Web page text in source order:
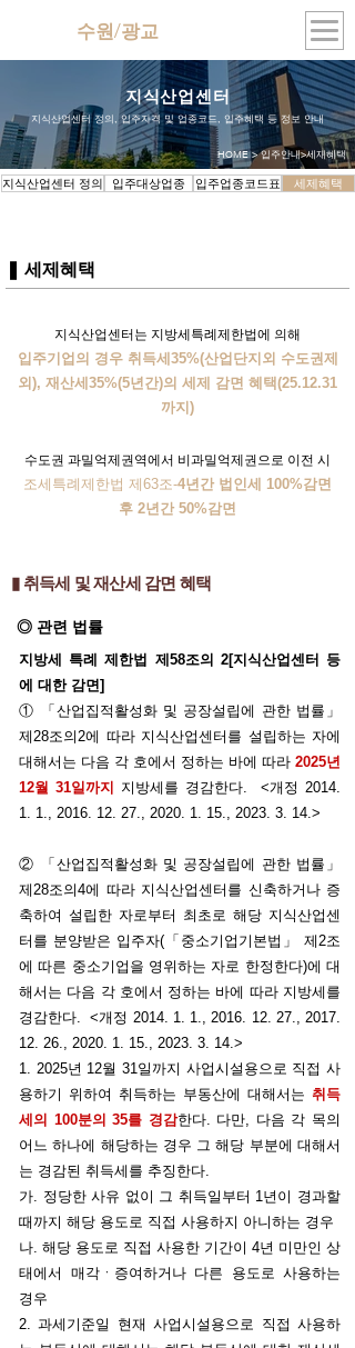
수원/광교
지식산업센터
지식산업센터 정의, 입주자격 및 업종코드, 입주혜택 등 정보 안내
HOME > 입주안내>세재혜택
지식산업센터 정의 입주대상업종 입주업종코드표 세제혜택
❚ 세제혜택
지식산업센터는 지방세특례제한법에 의해
입주기업의 경우 취득세35%(산업단지외 수도권제
외), 재산세35%(5년간)의 세제 감면 혜택(25.12.31
까지)
수도권 과밀억제권역에서 비과밀억제권으로 이전 시
조세특례제한법 제63조-4년간 법인세 100%감면
후 2년간 50%감면
▮ 취득세 및 재산세 감면 혜택
◎ 관련 법률
지방세 특례 제한법 제58조의 2[지식산업센터 등
에 대한 감면]
① 「산업집적활성화 및 공장설립에 관한 법률」
제28조의2에 따라 지식산업센터를 설립하는 자에
대해서는 다음 각 호에서 정하는 바에 따라 2025년
12월 31일까지
지방세를 경감한다. <개정 2014.
1. 1., 2016. 12. 27., 2020. 1. 15., 2023. 3. 14.>
② 「산업집적활성화 및 공장설립에 관한 법률」
제28조의4에 따라 지식산업센터를 신축하거나 증
축하여 설립한 자로부터 최초로 해당 지식산업센
터를 분양받은 입주자(「중소기업기본법」 제2조
에 따른 중소기업을 영위하는 자로 한정한다)에 대
해서는 다음 각 호에서 정하는 바에 따라 지방세를
경감한다. <개정 2014. 1. 1.,2016. 12. 27.,2017.
12. 26., 2020. 1. 15., 2023. 3. 14.>
1. 2025년 12월 31일까지 사업시설용으로 직접 사
용하기 위하여 취득하는 부동산에 대해서는 취득
세의 100분의 35를 경감한다. 다만, 다음 각 목의
어느 하나에 해당하는 경우 그 해당 부분에 대해서
는 경감된 취득세를 추징한다.
가. 정당한 사유 없이 그 취득일부터 1년이 경과할
때까지 해당 용도로 직접 사용하지 아니하는 경우
나. 해당 용도로 직접 사용한 기간이 4년 미만인 상
태에서 매각ㆍ증여하거나 다른 용도로 사용하는
경우
2. 과세기준일 현재 사업시설용으로 직접 사용하